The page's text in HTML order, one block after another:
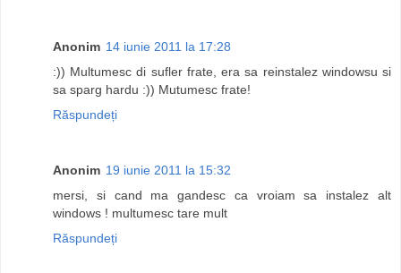
Anonim 14 iunie 2011 la 17:28
:)) Multumesc di sufler frate, era sa reinstalez windowsu si
sa sparg hardu :)) Mutumesc frate!
Răspundeți
Anonim 19 iunie 2011 la 15:32
mersi, si cand ma gandesc ca vroiam sa instalez alt
windows ! multumesc tare mult
Răspundeți